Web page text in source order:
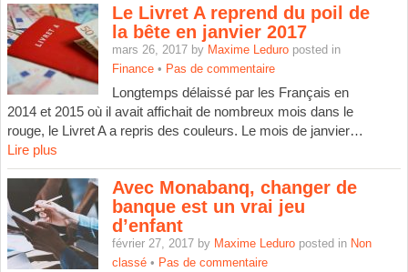
Le Livret A reprend du poil de
la bête en janvier 2017
mars 26, 2017 by Maxime Leduroposted in
Finance• Pas de commentaire
Longtemps délaissé par les Français en
2014 et 2015 où il avait affichait de nombreux mois dans le
rouge, le Livret A a repris des couleurs. Le mois de janvier…
Lire plus
Avec Monabanq, changer de
banque est un vrai jeu
d’enfant
février 27, 2017 by Maxime Leduroposted in Non
classé• Pas de commentaire